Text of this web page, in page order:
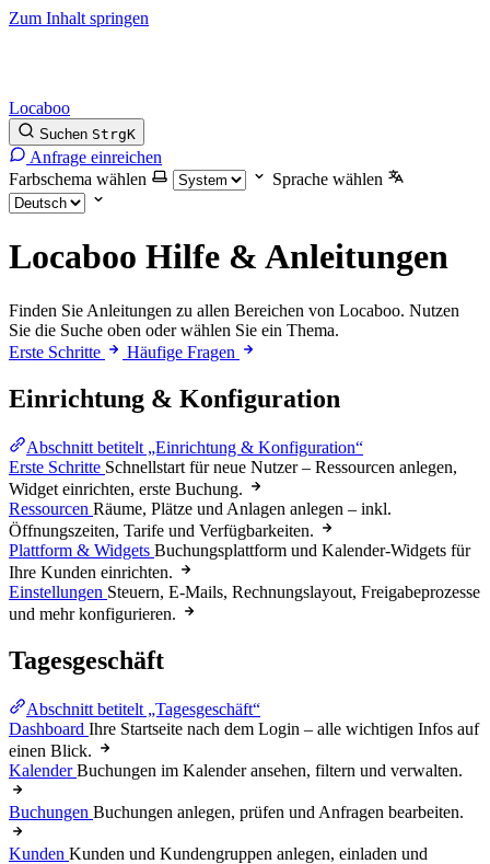
Zum Inhalt springen
Locaboo
Suchen StrgK
Anfrage einreichen
Farbschema wählen
Sprache wählen
Locaboo Hilfe & Anleitungen
Finden Sie Anleitungen zu allen Bereichen von Locaboo. Nutzen
Sie die Suche oben oder wählen Sie ein Thema.
Erste Schritte
Häufige Fragen
Einrichtung & Konfiguration
Abschnitt betitelt „Einrichtung & Konfiguration“
Erste Schritte Schnellstart für neue Nutzer – Ressourcen anlegen,
Widget einrichten, erste Buchung.
Ressourcen Räume, Plätze und Anlagen anlegen – inkl.
Öffnungszeiten, Tarife und Verfügbarkeiten.
Plattform & Widgets Buchungsplattform und Kalender-Widgets für
Ihre Kunden einrichten.
Einstellungen Steuern, E-Mails, Rechnungslayout, Freigabeprozesse
und mehr konfigurieren.
Tagesgeschäft
Abschnitt betitelt „Tagesgeschäft“
Dashboard Ihre Startseite nach dem Login – alle wichtigen Infos auf
einen Blick.
Kalender Buchungen im Kalender ansehen, filtern und verwalten.
Buchungen Buchungen anlegen, prüfen und Anfragen bearbeiten.
Kunden Kunden und Kundengruppen anlegen, einladen und